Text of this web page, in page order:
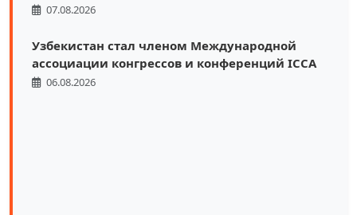
07.08.2026
Узбекистан стал членом Международной
ассоциации конгрессов и конференций ICCA
06.08.2026